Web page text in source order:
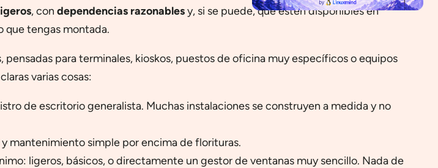
, con dependencias razonablesy, si se puede, que estén disponibles en
que tengas montada.
para terminales, kioskos, puestos de oficina muy específicos o equipos
varias cosas:
de escritorio generalista. Muchas instalaciones se construyen a medida y no
mantenimiento simple por encima de florituras.
ligeros, básicos, o directamente un gestor de ventanas muy sencillo. Nada de